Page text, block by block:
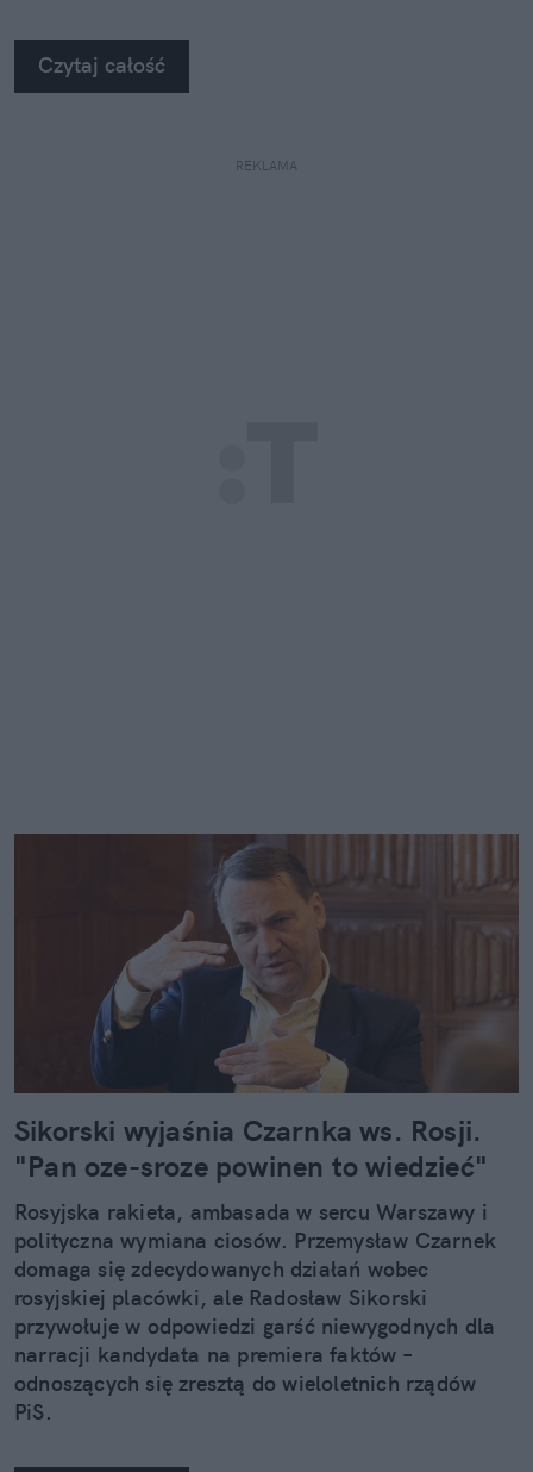
Czytaj całość
REKLAMA
Sikorski wyjaśnia Czarnka ws. Rosji.
"Pan oze-sroze powinen to wiedzieć"
Rosyjska rakieta, ambasada w sercu Warszawy i
polityczna wymiana ciosów. Przemysław Czarnek
domaga się zdecydowanych działań wobec
rosyjskiej placówki, ale Radosław Sikorski
przywołuje w odpowiedzi garść niewygodnych dla
narracji kandydata na premiera faktów –
odnoszących się zresztą do wieloletnich rządów
PiS.